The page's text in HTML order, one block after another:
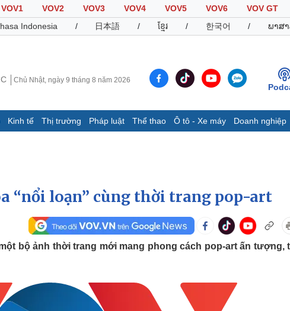
VOV1 VOV2 VOV3 VOV4 VOV5 VOV6
VOV GT
Indonesia / 日本語 / ខ្មែរ / 한국어 / ພາສ
Chủ Nhật, ngày 9 tháng 8 năm 2026
Kinh tế Thị trường Pháp luật Thể thao Ô tô - Xe máy Doanh nghiệp
Hồ sơ
Infographic
Thể thao
Thế giới thể thao
Ô tô - Xe máy
Tư vấn
Vì
“nổi loạn” cùng thời trang pop-art
bộ ảnh thời trang mới mang phong cách pop-art ấn tượng,